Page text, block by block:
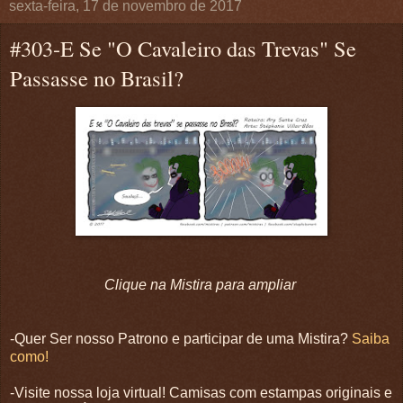
sexta-feira, 17 de novembro de 2017
#303-E Se "O Cavaleiro das Trevas" Se
Passasse no Brasil?
Clique na Mistira para ampliar
-Quer Ser nosso Patrono e participar de uma Mistira? Saiba
como!
-Visite nossa loja virtual! Camisas com estampas originais e